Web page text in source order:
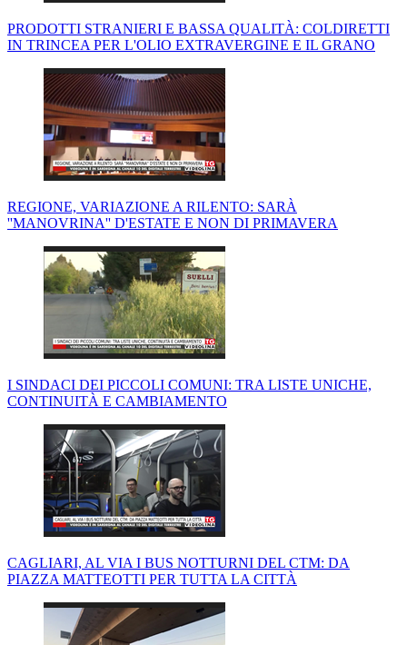
PRODOTTI STRANIERI E BASSA QUALITÀ: COLDIRETTI
IN TRINCEA PER L'OLIO EXTRAVERGINE E IL GRANO
REGIONE, VARIAZIONE A RILENTO: SARÀ
''MANOVRINA'' D'ESTATE E NON DI PRIMAVERA
I SINDACI DEI PICCOLI COMUNI: TRA LISTE UNICHE,
CONTINUITÀ E CAMBIAMENTO
CAGLIARI, AL VIA I BUS NOTTURNI DEL CTM: DA
PIAZZA MATTEOTTI PER TUTTA LA CITTÀ